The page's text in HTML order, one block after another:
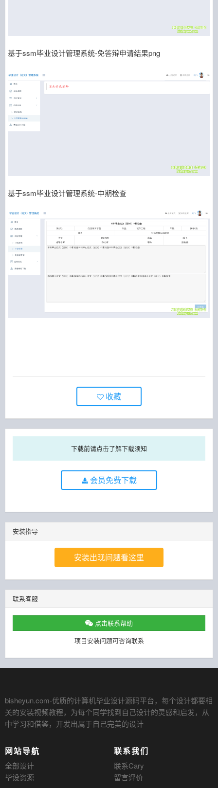
基于ssm毕业设计管理系统-免答辩申请结果png
基于ssm毕业设计管理系统-中期检查
收藏
下载前请点击了解下载须知
会员免费下载
安装指导
安装出现问题看这里
联系客服
点击联系帮助
项目安装问题可咨询联系
bisheyun.com-优质的计算机毕业设计源码平台，每个设计都要相
关的安装视频教程，为每个同学找到自己设计的灵感和启发，从
中学习和借鉴，开发出属于自己完美的设计
网站导航
全部设计
毕设资源
联系我们
联系Cary
留言评价